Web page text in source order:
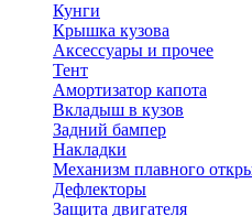
Кунги
Крышка кузова
Аксессуары и прочее
Тент
Амортизатор капота
Вкладыш в кузов
Задний бампер
Накладки
Механизм плавного
Дефлекторы
Защита двигателя